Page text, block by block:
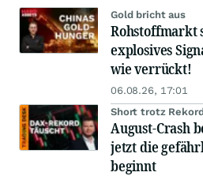
Gold bricht aus
Rohstoffmarkt
explosives
wie verrückt!
06.08.26, 17:01
Short trotz
August-Crash
jetzt die
beginnt